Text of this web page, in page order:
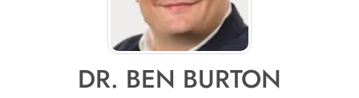
DR. BEN BURTON